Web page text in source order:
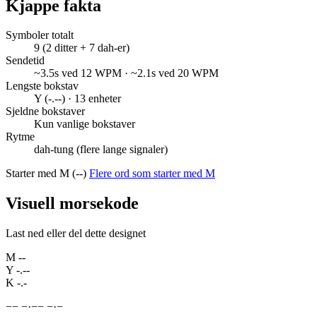
Kjappe fakta
Symboler totalt
9 (2 ditter + 7 dah-er)
Sendetid
~3.5s ved 12 WPM · ~2.1s ved 20 WPM
Lengste bokstav
Y (-.--) · 13 enheter
Sjeldne bokstaver
Kun vanlige bokstaver
Rytme
dah-tung (flere lange signaler)
Starter med M (--) Flere ord som starter med M
Visuell morsekode
Last ned eller del dette designet
M --
Y -.--
K -.-
−− −·−− −·−